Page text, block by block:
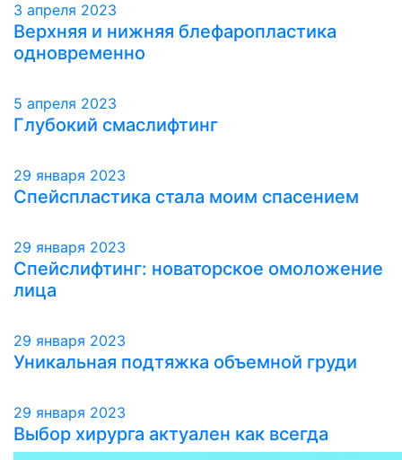
3 апреля 2023
Верхняя и нижняя блефаропластика
одновременно
5 апреля 2023
Глубокий смаслифтинг
29 января 2023
Спейспластика стала моим спасением
29 января 2023
Спейслифтинг: новаторское омоложение
лица
29 января 2023
Уникальная подтяжка объемной груди
29 января 2023
Выбор хирурга актуален как всегда